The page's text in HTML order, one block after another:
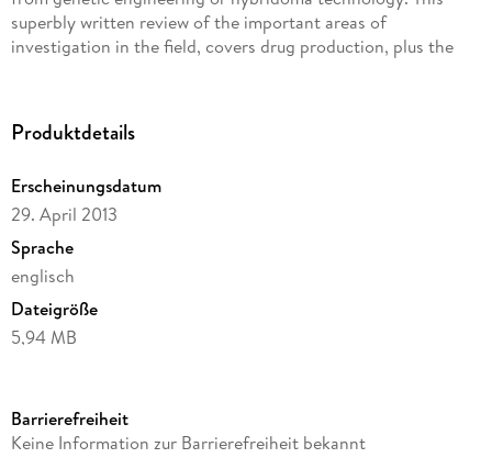
superbly written review of the important areas of
investigation in the field, covers drug production, plus the
the market or currently under development. There is also
additional material reflecting both the technical advances in
influence of genomics on drug discovery.
Produktdetails
Erscheinungsdatum
29. April 2013
Sprache
englisch
Dateigröße
5,94 MB
Verlag/Hersteller
Barrierefreiheit
Keine Information zur Barrierefreiheit bekannt